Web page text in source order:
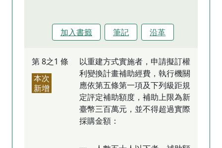
加入書籤 筆記 沿革
第 8之1 條
本次
新增
以重建方式實施者，申請擬訂權
利變換計畫補助經費，執行機關
應依第五條第一項及下列級距規
定評定補助額度，補助上限為新
臺幣三百萬元，並不得超過實際
採購金額：